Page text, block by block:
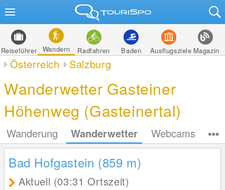
Reiseführer Wandern Radfahren Baden Ausflugsziele Magazin
Österreich Salzburg
Wanderwetter Gasteiner
Höhenweg (Gasteinertal)
Wanderung Wanderwetter Webcams
Bad Hofgastein (859 m)
Aktuell (03:31 Ortszeit)